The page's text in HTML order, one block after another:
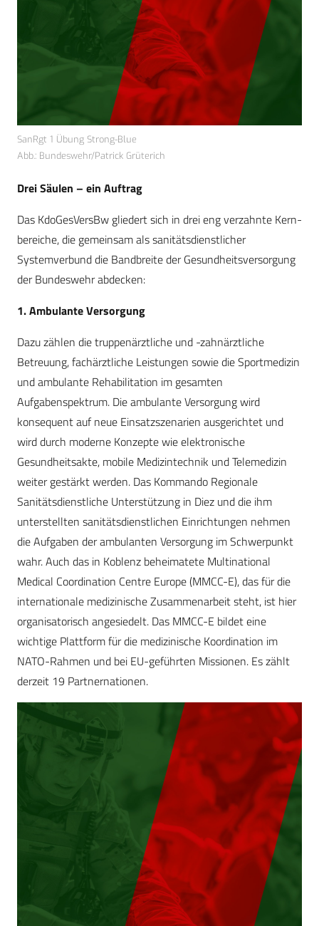
SanRgt 1 Übung Strong-Blue
Abb.: Bundeswehr/Patrick Grüterich
Drei Säulen – ein Auftrag
Das KdoGesVersBw gliedert sich in drei eng verzahnte Kern­
bereiche, die gemeinsam als sanitätsdienstlicher
Systemverbund die Bandbreite der Gesundheitsversorgung
der Bundeswehr abdecken:
1. Ambulante Versorgung
Dazu zählen die truppenärztliche und -zahnärztliche
Betreuung, fachärztliche Leistungen sowie die Sportmedizin
und ambulante Rehabilitation im gesamten
Aufgabenspektrum. Die ambulante Versorgung wird
konsequent auf neue Einsatzszenarien ausgerichtet und
wird durch moderne Konzepte wie elektronische
Gesundheitsakte, mobile Medizintechnik und Telemedizin
weiter gestärkt werden. Das Kommando Regionale
Sanitätsdienstliche Unterstützung in Diez und die ihm
unterstellten sanitätsdienstlichen Einrichtungen nehmen
die Aufgaben der ambulanten Versorgung im Schwerpunkt
wahr. Auch das in Koblenz beheimatete Multinational
Medical Coordination Centre Europe (MMCC-E), das für die
internationale medizinische Zusammenarbeit steht, ist hier
organisatorisch angesiedelt. Das MMCC-E bildet eine
wichtige Plattform für die medizinische Koordination im
NATO-Rahmen und bei EU-geführten Missionen. Es zählt
derzeit 19 Partnernationen.